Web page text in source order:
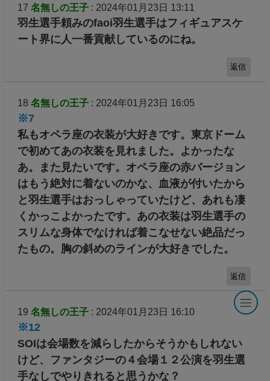
17 名無しの王子: 2024年01月23日 13:11
羽生選手頼みのfaoi羽生選手はフィギュアスケ
ート界に人一番貢献しているのにね。
返信
18 名無しの王子: 2024年01月23日 16:05
※7
私もオペラ座の衣装が大好きです。東京ドーム
で初めてあの衣装を見れました。よかったな
あ。また見たいです。オペラ座の赤バージョン
はもう絶対に着ないのかな、血液が付いたから
と羽生選手はおっしゃっていたけど、あれも凄
くかっこよかったです。あの衣装は羽生選手の
スリムな身体でなければ着こなせない絶品だっ
たもの。胸の斜めのラインが大好きでした。
返信
19 名無しの王子: 2024年01月23日 16:10
※12
SOIは会場数を減らしたからそうかもしれない
けど、ファンタジーの４会場１２公演を羽生選
手なしでやりきれると思うかな？